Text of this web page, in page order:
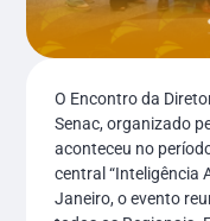
O Encontro da
Senac, organizado
aconteceu no
central “Inteligência
Janeiro, o evento